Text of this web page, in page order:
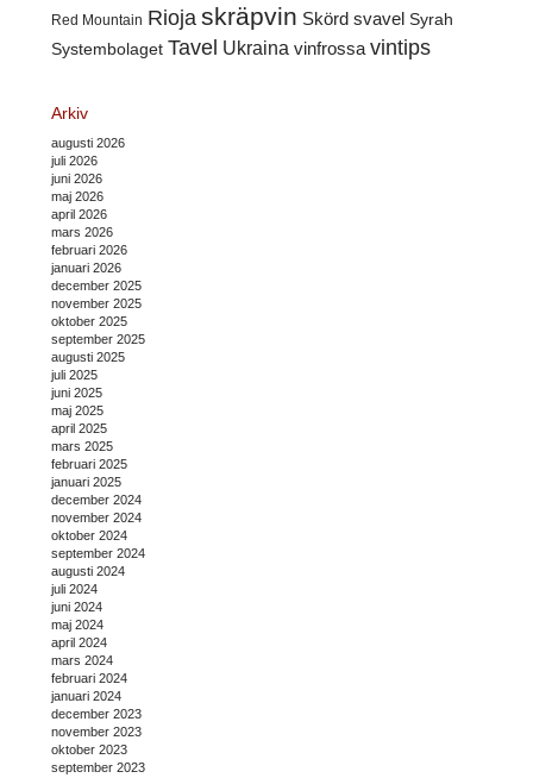
Red Mountain Rioja skräpvin Skörd svavel Syrah
Systembolaget Tavel Ukraina vinfrossa vintips
Arkiv
augusti 2026
juli 2026
juni 2026
maj 2026
april 2026
mars 2026
februari 2026
januari 2026
december 2025
november 2025
oktober 2025
september 2025
augusti 2025
juli 2025
juni 2025
maj 2025
april 2025
mars 2025
februari 2025
januari 2025
december 2024
november 2024
oktober 2024
september 2024
augusti 2024
juli 2024
juni 2024
maj 2024
april 2024
mars 2024
februari 2024
januari 2024
december 2023
november 2023
oktober 2023
september 2023